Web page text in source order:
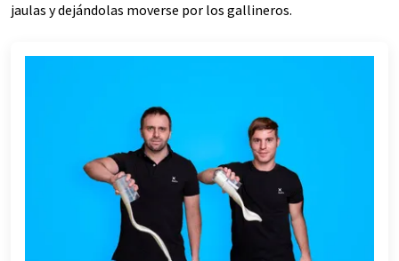
jaulas y dejándolas moverse por los gallineros.